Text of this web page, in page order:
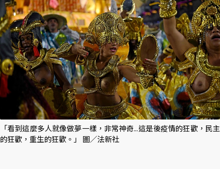
「看到這麼多人就像做夢一樣，非常神奇...這是後疫情的狂歡，民主
的狂歡，重生的狂歡。」 圖／法新社